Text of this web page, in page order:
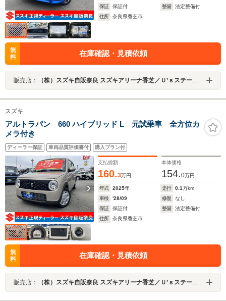
保証
保証付 整備
法定整備付
住所
奈良県香芝市
無
料
在庫確認・見積依頼
販売店： （株）スズキ自販奈良 スズキアリーナ香芝／Ｕ’ｓステーション香芝
スズキ
アルトラパン 660 ハイブリッド L 元試乗車 全方位カ
メラ付き
ディーラー保証 車両品質評価書付 購入プラン付
支払総額
160.3万円
本体価格
154.0万円
年式 2025年 走行 0.1万km
車検
'28/09 修復
なし
保証
保証付 整備
法定整備付
住所
奈良県香芝市
無
料
在庫確認・見積依頼
販売店： （株）スズキ自販奈良 スズキアリーナ香芝／Ｕ’ｓステーション香芝